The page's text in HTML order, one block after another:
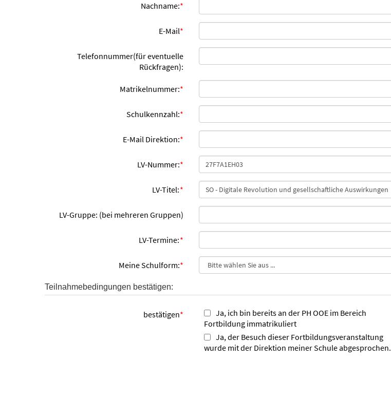
Nachname:*
E-Mail*
Telefonnummer(für eventuelle
Rückfragen):
Matrikelnummer:*
Schulkennzahl:*
E-Mail Direktion:*
LV-Nummer:*
LV-Titel:*
LV-Gruppe: (bei mehreren Gruppen)
LV-Termine:*
Meine Schulform:*
Teilnahmebedingungen bestätigen:
bestätigen*
Ja, ich bin bereits an der PH OOE im Bereich
Fortbildung immatrikuliert
Ja, der Besuch dieser Fortbildungsveranstaltung
wurde mit der Direktion meiner Schule abgesprochen.